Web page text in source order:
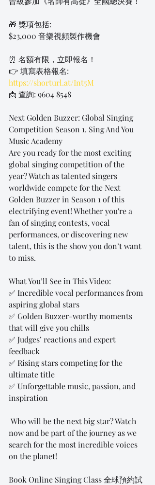
🎁 獎項包括:
$23,000 音樂視頻製作機會
⏰ 名額有限，立即報名！
👉 填寫表格報名:
https://shorturl.at/Int5M
📩 查詢: 9604 8548
Next Golden Buzzer: Global Singing
Competition Season 1. Sing And You
Music Academy
Are you ready for the most exciting
global singing competition of the
year? Watch as talented singers
worldwide compete for the Next
Golden Buzzer in Season 1 of this
electrifying event! Whether you're a
fan of singing contests, vocal
performances, or discovering new
talent, this is the show you don’t want
to miss.
What You’ll See in This Video:
✅ Incredible vocal performances from
aspiring global stars
✅ Golden Buzzer-worthy moments
that will give you chills
✅ Judges’ reactions and expert
feedback
✅ Rising stars competing for the
ultimate title
✅ Unforgettable music, passion, and
inspiration
Who will be the next big star? Watch
now and be part of the journey as we
search for the most incredible voices
on the planet!
Book Online Singing Class 全球預約試